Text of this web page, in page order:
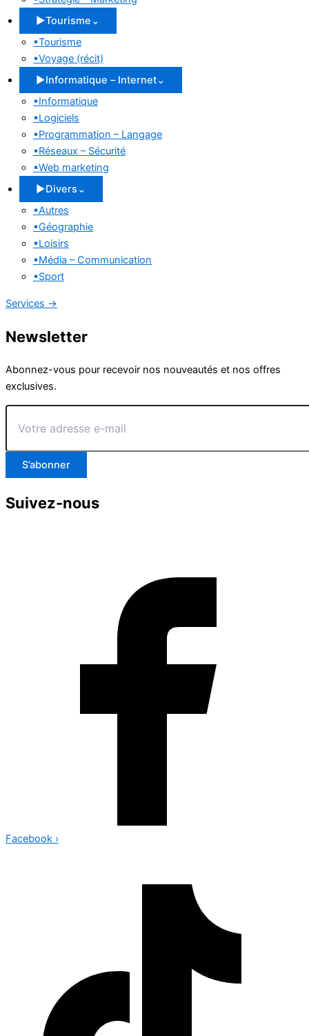
▶Tourisme ⌄
▪Tourisme
▪Voyage (récit)
▶Informatique – Internet⌄
▪Informatique
▪Logiciels
▪Programmation – Langage
▪Réseaux – Sécurité
▪Web marketing
▶Divers ⌄
▪Autres
▪Géographie
▪Loisirs
▪Média – Communication
▪Sport
Services →
Newsletter
Abonnez-vous pour recevoir nos nouveautés et nos offres
exclusives.
Votre
adresse
mail
S’abonner
Suivez-nous
Facebook ›